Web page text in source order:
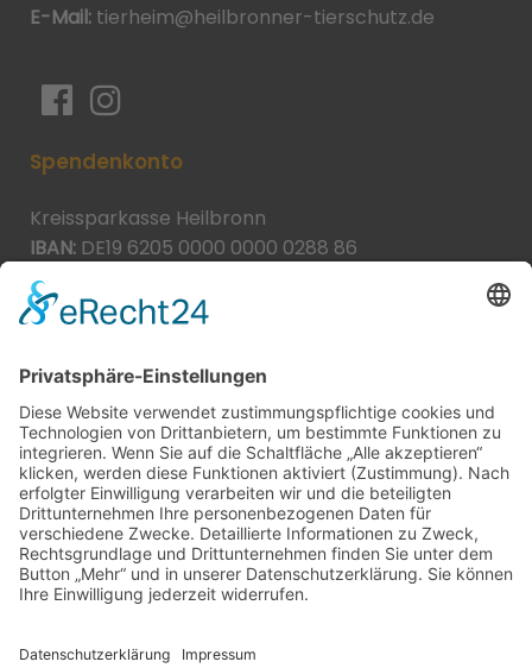
E-Mail: tierheim@heilbronner-tierschutz.de
Spendenkonto
Kreissparkasse Heilbronn
IBAN: DE19 6205 0000 0000 0288 86
BIC:
Spende direkt via PayPal
JETZT SPENDEN
paypal@heilbronner-tierschutz.de